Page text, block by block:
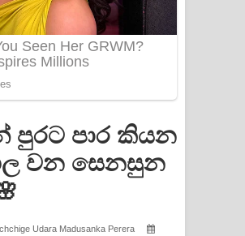
Sorry Sir Song Lyrics - සොරි සර්
ගීතයේ පද පෙළ
Mathaka Aluthin Liyanna Song Lyrics
Sandak Awith Song Lyrics - සඳක් ඇවිත්
ගීතයේ පද පෙළ
පුරට පාර කියන
වන සෙනසුන
Udara Madusanka Perera